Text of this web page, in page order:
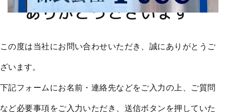
ありがとうございます
この度は当社にお問い合わせいただき、誠にありがとうご
ざいます。
下記フォームにお名前・連絡先などをご入力の上、ご質問
など必要事項をご入力いただき、送信ボタンを押していた